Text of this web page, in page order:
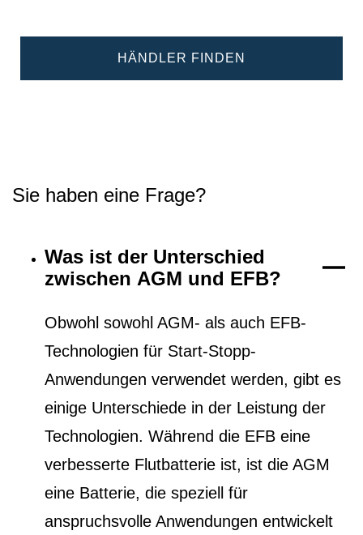
HÄNDLER FINDEN
Sie haben eine Frage?
Was ist der Unterschied
zwischen AGM und EFB?
Obwohl sowohl AGM- als auch EFB-
Technologien für Start-Stopp-
Anwendungen verwendet werden, gibt es
einige Unterschiede in der Leistung der
Technologien. Während die EFB eine
verbesserte Flutbatterie ist, ist die AGM
eine Batterie, die speziell für
anspruchsvolle Anwendungen entwickelt